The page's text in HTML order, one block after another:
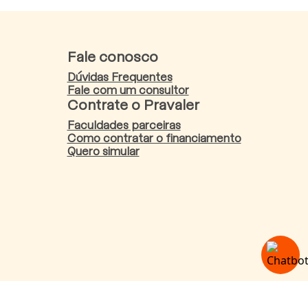
Fale conosco
Dúvidas Frequentes
Fale com um consultor
Contrate o Pravaler
Faculdades parceiras
Como contratar o financiamento
Quero simular